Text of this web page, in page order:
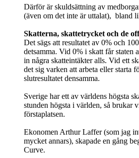
Därför är skuldsättning av
(även om det inte är uttalat), bland
Skatterna, skattetrycket och de
Det sägs att resultatet av 0% och
detsamma. Vid 0% i skatt får staten
in några skatteintäkter alls. Vid ett
det sig varken att arbeta eller starta
slutresultatet densamma.
Sverige har ett av världens högsta
stunden högsta i världen, så brukar
förstaplatsen.
Ekonomen Arthur Laffer (som jag
mycket annars), skapade en gång
Curve.